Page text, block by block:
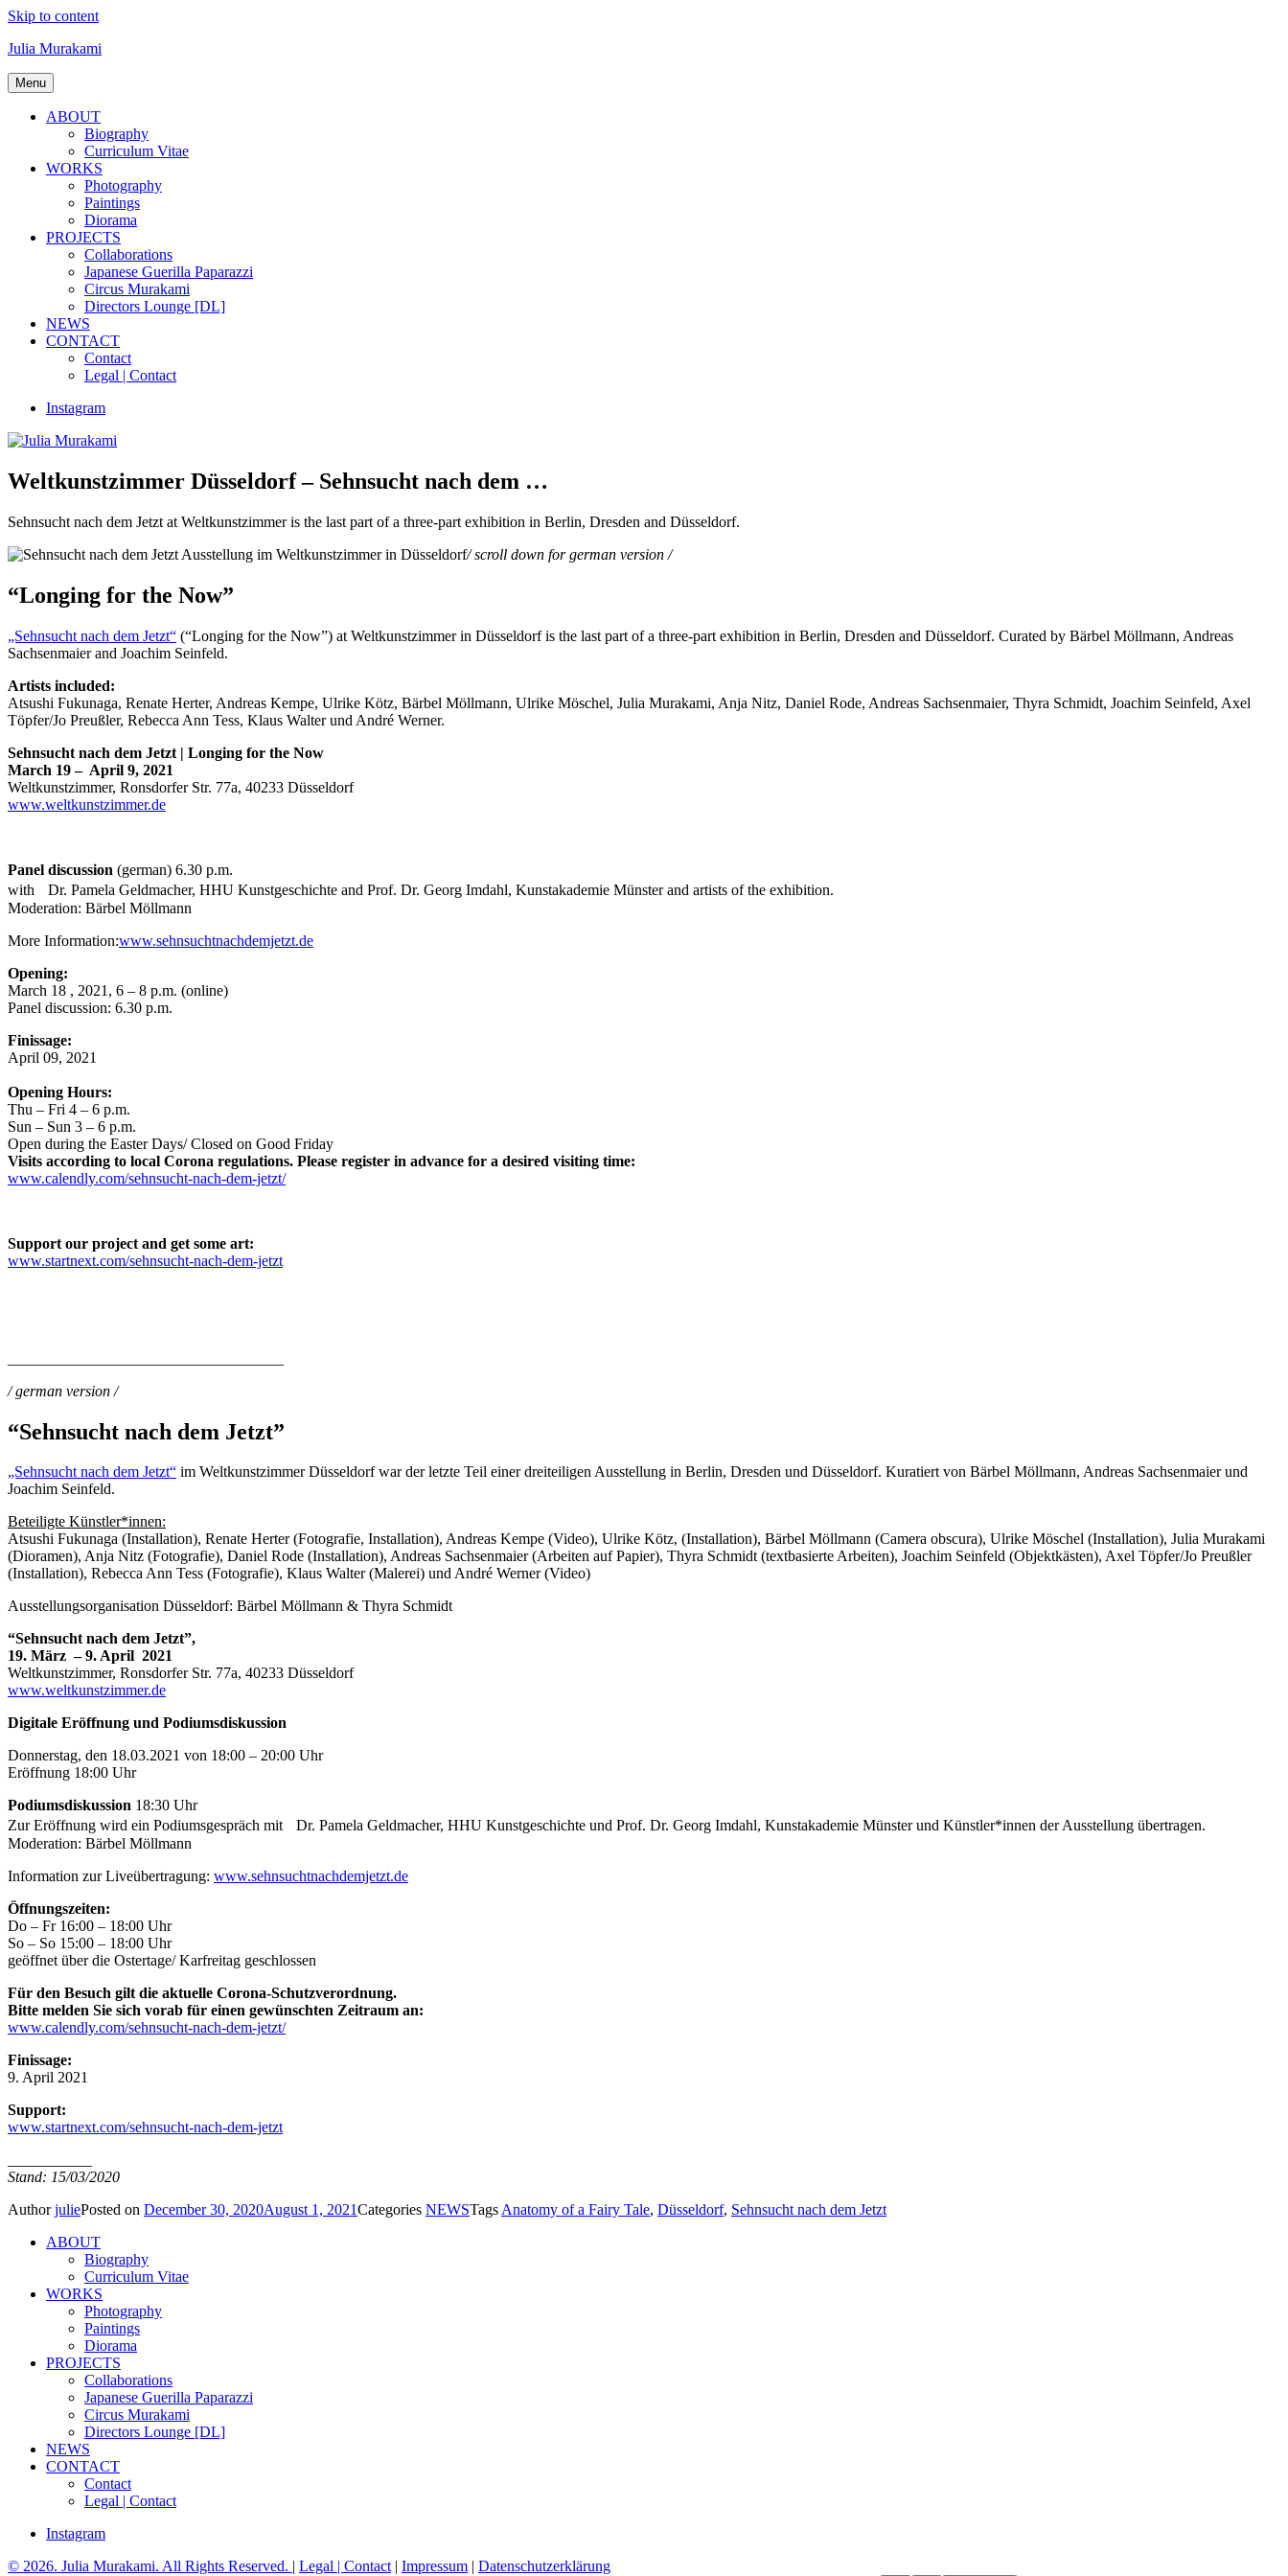
Skip to content
Julia Murakami
Menu
ABOUT
Biography
Curriculum Vitae
WORKS
Photography
Paintings
Diorama
PROJECTS
Collaborations
Japanese Guerilla Paparazzi
Circus Murakami
Directors Lounge [DL]
NEWS
CONTACT
Contact
Legal | Contact
Instagram
Weltkunstzimmer Düsseldorf – Sehnsucht nach dem …
Sehnsucht nach dem Jetzt at Weltkunstzimmer is the last part of a three-part exhibition in Berlin, Dresden and Düsseldorf.
/ scroll down for german version /
“Longing for the Now”
„Sehnsucht nach dem Jetzt“ (“Longing for the Now”) at Weltkunstzimmer in Düsseldorf is the last part of a three-part exhibition in Berlin, Dresden and Düsseldorf. Curated by Bärbel Möllmann, Andreas
Sachsenmaier and Joachim Seinfeld.
Artists included:
Atsushi Fukunaga, Renate Herter, Andreas Kempe, Ulrike Kötz, Bärbel Möllmann, Ulrike Möschel, Julia Murakami, Anja Nitz, Daniel Rode, Andreas Sachsenmaier, Thyra Schmidt, Joachim Seinfeld, Axel
Töpfer/Jo Preußler, Rebecca Ann Tess, Klaus Walter und André Werner.
Sehnsucht nach dem Jetzt | Longing for the Now
March 19–April 9, 2021
Weltkunstzimmer, Ronsdorfer Str. 77a, 40233 Düsseldorf
www.weltkunstzimmer.de
Panel discussion (german) 6.30 p.m.
with Dr. Pamela Geldmacher, HHU Kunstgeschichte and Prof. Dr. Georg Imdahl, Kunstakademie Münster and artists of the exhibition.
Moderation: Bärbel Möllmann
More Information:www.sehnsuchtnachdemjetzt.de
Opening:
March 18 , 2021, 6 – 8 p.m. (online)
Panel discussion: 6.30 p.m.
Finissage:
April 09, 2021
Opening Hours:
Thu – Fri 4 – 6 p.m.
Sun – Sun 3 – 6 p.m.
Open during the Easter Days/ Closed on Good Friday
Visits according to local Corona regulations. Please register in advance for a desired visiting time:
www.calendly.com/sehnsucht-nach-dem-jetzt/
Support our project and get some art:
www.startnext.com/sehnsucht-nach-dem-jetzt
/ german version /
“Sehnsucht nach dem Jetzt”
„Sehnsucht nach dem Jetzt“ im Weltkunstzimmer Düsseldorf war der letzte Teil einer dreiteiligen Ausstellung in Berlin, Dresden und Düsseldorf. Kuratiert von Bärbel Möllmann, Andreas Sachsenmaier und
Joachim Seinfeld.
Beteiligte Künstler*innen:
Atsushi Fukunaga (Installation), Renate Herter (Fotografie, Installation), Andreas Kempe (Video), Ulrike Kötz, (Installation), Bärbel Möllmann (Camera obscura), Ulrike Möschel (Installation), Julia Murakami
(Dioramen), Anja Nitz (Fotografie), Daniel Rode (Installation), Andreas Sachsenmaier (Arbeiten auf Papier), Thyra Schmidt (textbasierte Arbeiten), Joachim Seinfeld (Objektkästen), Axel Töpfer/Jo Preußler
(Installation), Rebecca Ann Tess (Fotografie), Klaus Walter (Malerei) und André Werner (Video)
Ausstellungsorganisation Düsseldorf: Bärbel Möllmann & Thyra Schmidt
“Sehnsucht nach dem Jetzt”,
19. März – 9.April 2021
Weltkunstzimmer, Ronsdorfer Str. 77a, 40233 Düsseldorf
www.weltkunstzimmer.de
Digitale Eröffnung und Podiumsdiskussion
Donnerstag, den 18.03.2021 von 18:00 – 20:00 Uhr
Eröffnung 18:00 Uhr
Podiumsdiskussion 18:30 Uhr
Zur Eröffnung wird ein Podiumsgespräch mit Dr. Pamela Geldmacher, HHU Kunstgeschichte und Prof. Dr. Georg Imdahl, Kunstakademie Münster und Künstler*innen der Ausstellung übertragen.
Moderation: Bärbel Möllmann
Information zur Liveübertragung: www.sehnsuchtnachdemjetzt.de
Öffnungszeiten:
Do – Fr 16:00 – 18:00 Uhr
So – So 15:00 – 18:00 Uhr
geöffnet über die Ostertage/ Karfreitag geschlossen
Für den Besuch gilt die aktuelle Corona-Schutzverordnung.
Bitte melden Sie sich vorab für einen gewünschten Zeitraum an:
www.calendly.com/sehnsucht-nach-dem-jetzt/
Finissage:
9. April 2021
Support:
www.startnext.com/sehnsucht-nach-dem-jetzt
Stand: 15/03/2020
AuthorjuliePosted on December 30, 2020August 1, 2021Categories NEWSTagsAnatomy of a Fairy Tale, Düsseldorf, Sehnsucht nach dem Jetzt
ABOUT
Biography
Curriculum Vitae
WORKS
Photography
Paintings
Diorama
PROJECTS
Collaborations
Japanese Guerilla Paparazzi
Circus Murakami
Directors Lounge [DL]
NEWS
CONTACT
Contact
Legal | Contact
Instagram
© 2026. Julia Murakami. All Rights Reserved. | Legal | Contact| Impressum | Datenschutzerklärung